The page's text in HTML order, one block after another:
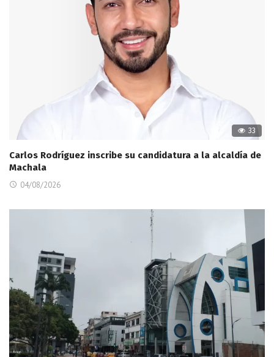
33
Carlos Rodríguez inscribe su candidatura a la alcaldía de
Machala
04/08/2026